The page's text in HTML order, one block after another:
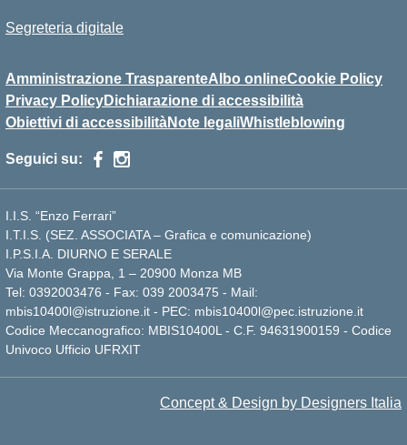
Segreteria digitale
Amministrazione TrasparenteAlbo onlineCookie Policy
Privacy PolicyDichiarazione di accessibilità
Obiettivi di accessibilitàNote legaliWhistleblowing
Seguici su:
I.I.S. “Enzo Ferrari”
I.T.I.S. (SEZ. ASSOCIATA – Grafica e comunicazione)
I.P.S.I.A. DIURNO E SERALE
Via Monte Grappa, 1 – 20900 Monza MB
Tel: 0392003476 - Fax: 039 2003475 - Mail:
mbis10400l@istruzione.it - PEC: mbis10400l@pec.istruzione.it
Codice Meccanografico: MBIS10400L - C.F. 94631900159 - Codice
Univoco Ufficio UFRXIT
Concept & Design by Designers Italia